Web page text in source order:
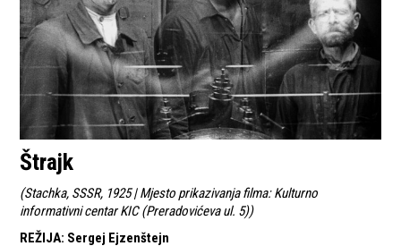
Štrajk
(Stachka, SSSR, 1925 | Mjesto prikazivanja filma: Kulturno
informativni centar KIC (Preradovićeva ul. 5))
REŽIJA: Sergej Ejzenštejn